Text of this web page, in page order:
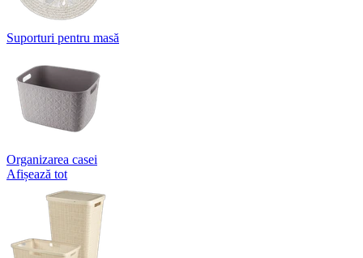
Suporturi pentru masă
Organizarea casei
Afișează tot